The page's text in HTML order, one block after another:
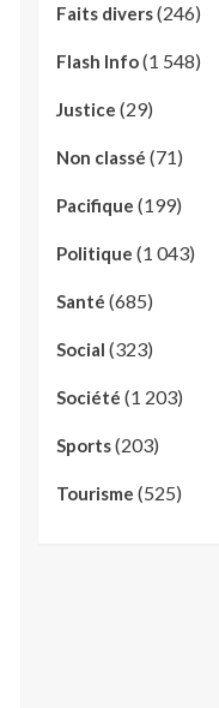
Faits divers(246)
Flash Info(1 548)
Justice (29)
Non classé (71)
Pacifique (199)
Politique (1 043)
Santé (685)
Social (323)
Société (1 203)
Sports(203)
Tourisme (525)